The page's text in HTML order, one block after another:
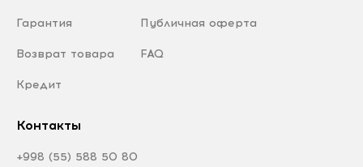
Гарантия
Возврат товара
Кредит
Публичная оферта
FAQ
Контакты
+998 (55) 588 50 80